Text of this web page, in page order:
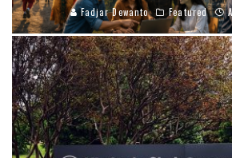
Fadjar Dewanto Featured